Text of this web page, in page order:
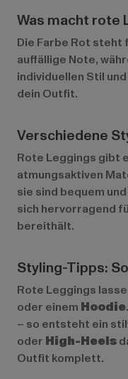
Was macht rote
Die Farbe Rot steht
auffällige Note,
individuellen Stil
dein Outfit.
Verschiedene
Rote Leggings gibt
atmungsaktiven
sie sind bequem
sich hervorragend
bereithält.
Styling-Tipps:
Rote Leggings
oder einem Hoodie
– so entsteht ein
oder High-Heels
Outfit komplett.